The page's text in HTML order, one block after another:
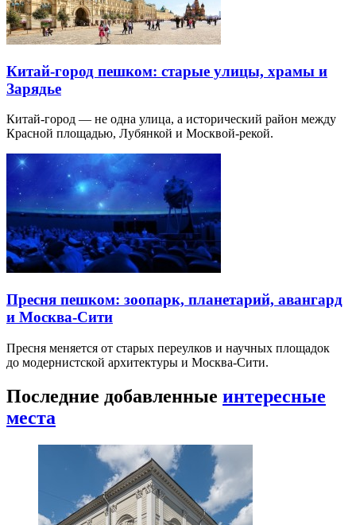
Китай-город пешком: старые улицы, храмы и
Зарядье
Китай-город — не одна улица, а исторический район между
Красной площадью, Лубянкой и Москвой-рекой.
Пресня пешком: зоопарк, планетарий, авангард
и Москва-Сити
Пресня меняется от старых переулков и научных площадок
до модернистской архитектуры и Москва-Сити.
Последние добавленные интересные
места